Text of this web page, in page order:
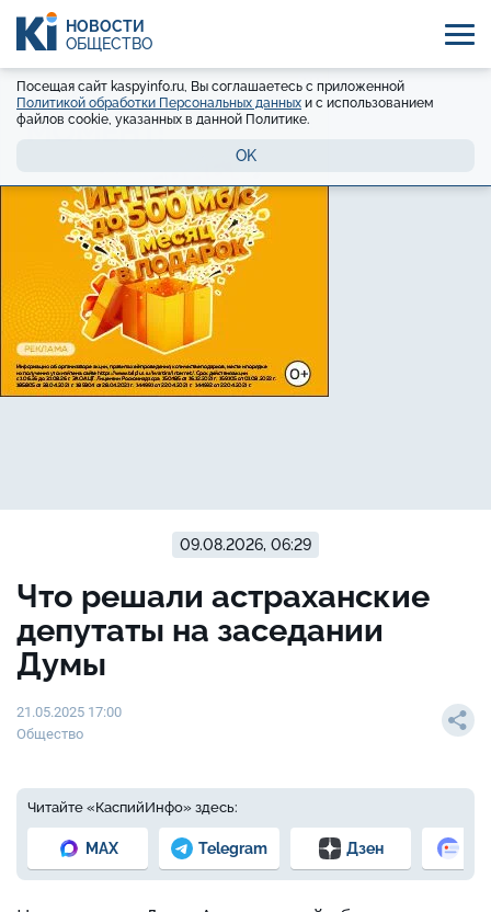
НОВОСТИ
ОБЩЕСТВО
Посещая сайт kaspyinfo.ru, Вы соглашаетесь с приложенной
Политикой обработки Персональных данных и с использованием
файлов cookie, указанных в данной Политике.
OK
09.08.2026, 06:29
Что решали астраханские
депутаты на заседании
Думы
21.05.2025 17:00
Общество
Читайте «КаспийИнфо» здесь:
MAX Telegram Дзен